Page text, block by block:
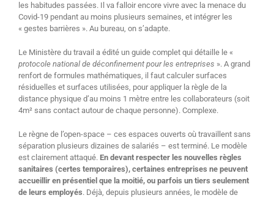
les habitudes passées. Il va falloir encore vivre avec la menace du
Covid-19 pendant au moins plusieurs semaines, et intégrer les
« gestes barrières ». Au bureau, on s’adapte.
Le Ministère du travail a édité un guide complet qui détaille le «
protocole national de déconfinement pour les entreprises ». A grand
renfort de formules mathématiques, il faut calculer surfaces
résiduelles et surfaces utilisées, pour appliquer la règle de la
distance physique d’au moins 1 mètre entre les collaborateurs (soit
4m² sans contact autour de chaque personne). Complexe.
Le règne de l’open-space – ces espaces ouverts où travaillent sans
séparation plusieurs dizaines de salariés – est terminé. Le modèle
est clairement attaqué. En devant respecter les nouvelles règles
sanitaires (certes temporaires), certaines entreprises ne peuvent
accueillir en présentiel que la moitié, ou parfois un tiers seulement
de leurs employés. Déjà, depuis plusieurs années, le modèle de